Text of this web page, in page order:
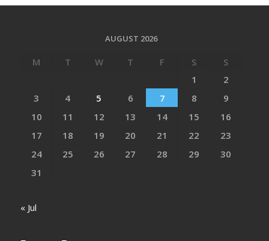
AUGUST 2026
M T W T F S
S
1
2
3
4 5 6 7 8
9
10
11 12 13 14 15
16
17
18 19 20 21 22
23
24
25 26 27 28 29
30
31
« Jul